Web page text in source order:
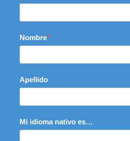
Nombre
Apellido
Mi idioma nativo es…